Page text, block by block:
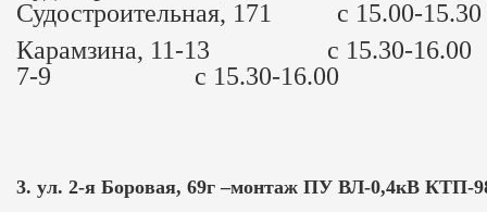
Судостроительная, 171 с 15.00-15.30
Карамзина, 11-13 с 15.30-
7-9 с 15.30-16.00
3. ул. 2-я Боровая, 69г –монтаж ПУ ВЛ-0,4кВ КТП-